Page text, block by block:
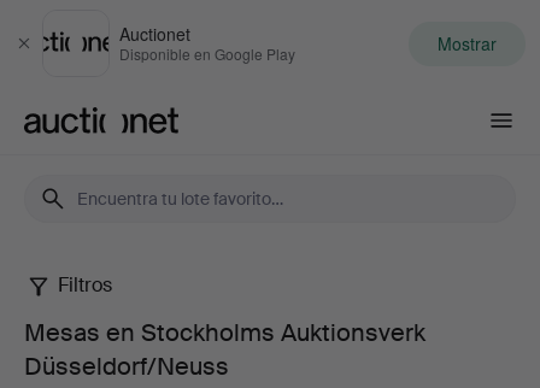
Cerrar
Auctionet
Disponible en Google Play Mostrar
Mesas
en
Filtros
Mesas en Stockholms Auktionsverk
Düsseldorf/Neuss